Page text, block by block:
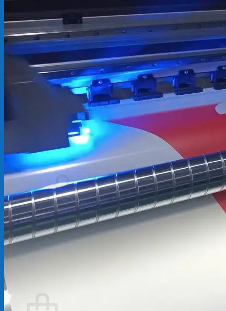
In Tem Nhãn
In Decal
Tin tức
Tin Tức In Kỹ Thuật Số
Tin Tức In UV
Tin tức công ty
Tuyển dụng
Câu hỏi thường gặp
kiếm:
Giỏ hàng /0₫
Chưa có sản phẩm trong giỏ hàng.
Quay trở lại cửa hàng